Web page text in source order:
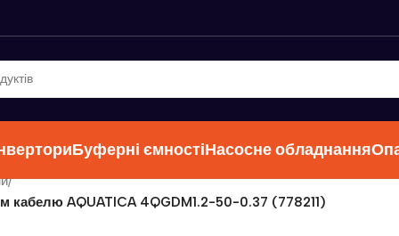
Буферні ємностіНасосне обладнання
/
AQUATICA 4QGDM1.2-50-0.37 (778211)